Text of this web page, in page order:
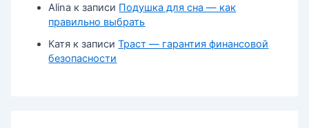
Alina к записи Подушка для сна — как
правильно выбрать
Катя к записиТраст — гарантия финансовой
безопасности